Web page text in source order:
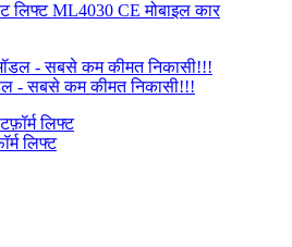
लिफ्ट ML4030 CE मोबाइल कार
- सबसे कम कीमत निकासी!!!
लिफ्ट